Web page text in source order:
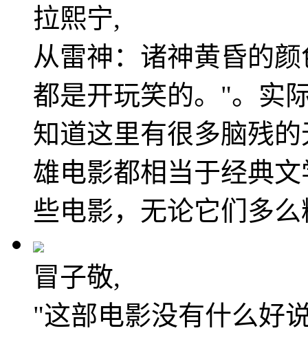
拉熙宁,
从雷神：诸神黄昏的
都是开玩笑的。"。实
知道这里有很多脑残
雄电影都相当于经典
些电影，无论它们多
冒子敬,
"这部电影没有什么好